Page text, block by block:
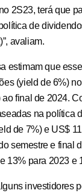
2S23, terá que
de
avaliam.
estimam que
(yield de 6%)
final de 2024.
na política
de 7%) e US$
semestre e final
13% para 2023 e
investidores